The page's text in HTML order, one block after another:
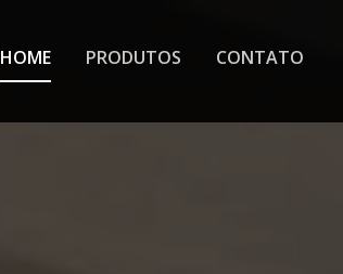
HOME PRODUTOS CONTATO